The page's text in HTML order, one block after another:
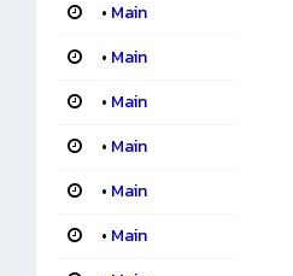
• Main
• Main
• Main
• Main
• Main
• Main